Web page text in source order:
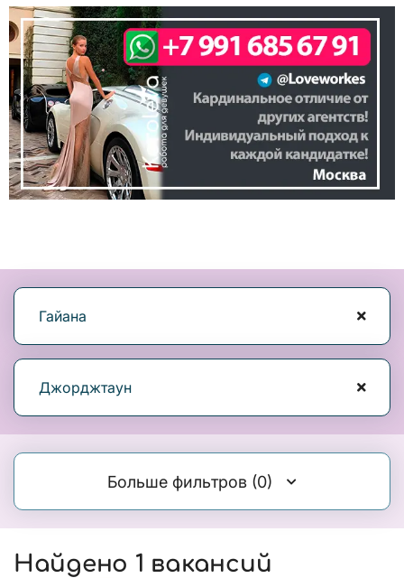
Гайана
Джорджтаун
Больше фильтров (0)
Найдено 1 вакансий